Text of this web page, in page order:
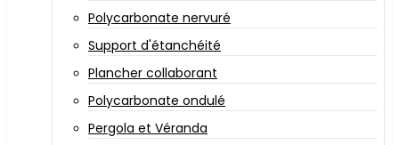
Polycarbonate nervuré
Support d'étanchéité
Plancher collaborant
Polycarbonate ondulé
Pergola et Véranda